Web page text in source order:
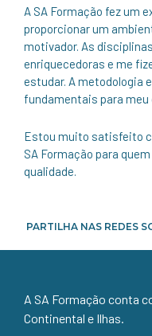
A SA Formação fez um
proporcionar um
motivador. As
enriquecedoras e me
estudar. A metodologia
fundamentais para
Estou muito satisfeito
SA Formação para
qualidade.
PARTILHA NAS REDES
A SA Formação conta
Continental e Ilhas.